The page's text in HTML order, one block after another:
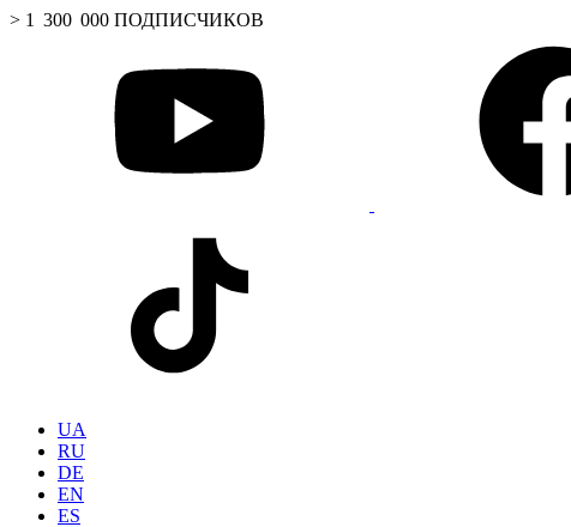
> 1 300 000 ПОДПИСЧИКОВ
UA
RU
DE
EN
ES